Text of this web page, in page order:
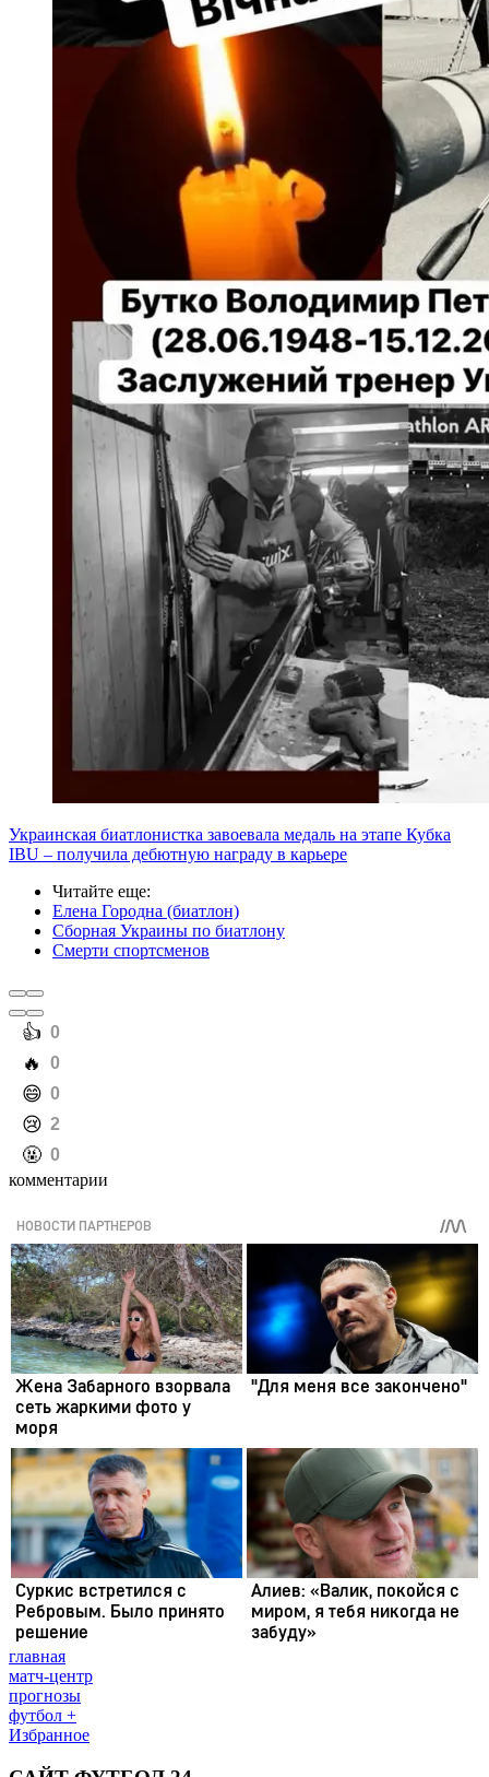
Украинская биатлонистка завоевала медаль на этапе Кубка
IBU – получила дебютную награду в карьере
Читайте еще:
Елена Городна (биатлон)
Сборная Украины по биатлону
Смерти спортсменов
️👍 0
️🔥 0
️😄 0
️😢 2
️🤬 0
комментарии
главная
матч-центр
прогнозы
футбол +
Избранное